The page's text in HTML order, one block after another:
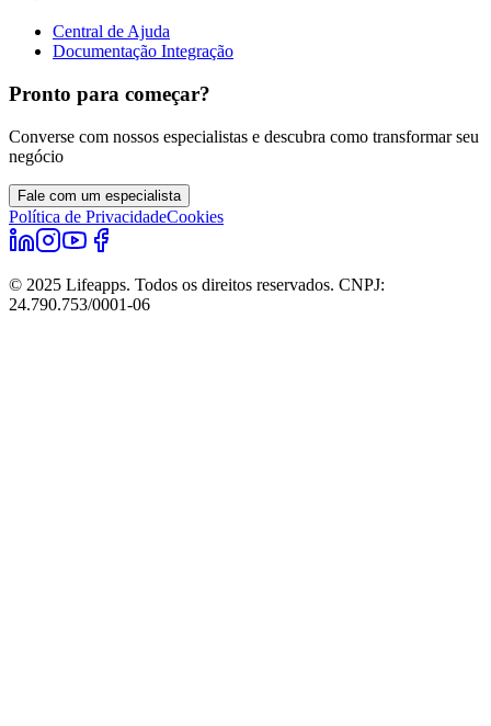
Central de Ajuda
Documentação Integração
Pronto para começar?
Converse com nossos especialistas e descubra como transformar seu
negócio
Fale com um especialista
Política de PrivacidadeCookies
© 2025 Lifeapps. Todos os direitos reservados. CNPJ:
24.790.753/0001-06